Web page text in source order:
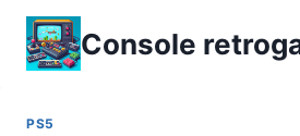
Aller
contenu
Console
PS5